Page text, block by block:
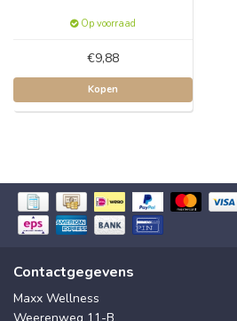
Op voorraad
€9,88
Kopen
Contactgegevens
Maxx Wellness